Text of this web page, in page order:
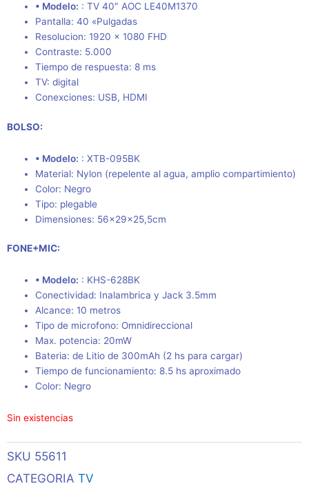
• Modelo: : TV 40″ AOC LE40M1370
Pantalla: 40 «Pulgadas
Resolucion: 1920 x 1080 FHD
Contraste: 5.000
Tiempo de respuesta: 8 ms
TV: digital
Conexciones: USB, HDMI
BOLSO:
• Modelo: :XTB-095BK
Material: Nylon (repelente al agua, amplio compartimiento)
Color: Negro
Tipo: plegable
Dimensiones: 56x29x25,5cm
FONE+MIC:
• Modelo: : KHS-628BK
Conectividad: Inalambrica y Jack 3.5mm
Alcance: 10 metros
Tipo de microfono: Omnidireccional
Max. potencia: 20mW
Bateria: de Litio de 300mAh (2 hs para cargar)
Tiempo de funcionamiento: 8.5 hs aproximado
Color: Negro
Sin existencias
SKU 55611
CATEGORIA TV